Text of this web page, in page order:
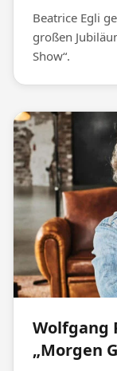
Beatrice Egli
großen
Show“.
Wolfgang
„Morgen